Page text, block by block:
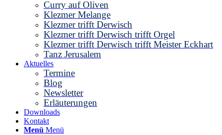
Curry auf Oliven
Klezmer Melange
Klezmer trifft Derwisch
Klezmer trifft Derwisch trifft Orgel
Klezmer trifft Derwisch trifft Meister Eckhart
Tanz Jerusalem
Aktuelles
Termine
Blog
Newsletter
Erläuterungen
Downloads
Kontakt
Menü Menü